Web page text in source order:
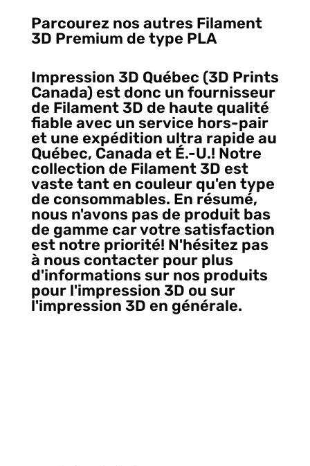
Parcourez nos autres Filament
3D Premium de type PLA
Impression 3D Québec (3D Prints
Canada) est donc un fournisseur
de Filament 3D de haute qualité
fiable avec un service hors-pair
et une expédition ultra rapide au
Québec, Canada et É.-U.! Notre
collection de Filament 3D est
vaste tant en couleur qu'en type
de consommables. En résumé,
nous n'avons pas de produit bas
de gamme car votre satisfaction
est notre priorité! N'hésitez pas
à nous contacter pour plus
d'informations sur nos produits
pour l'impression 3D ou sur
l'impression 3D en générale.
oui, nous remplaçons